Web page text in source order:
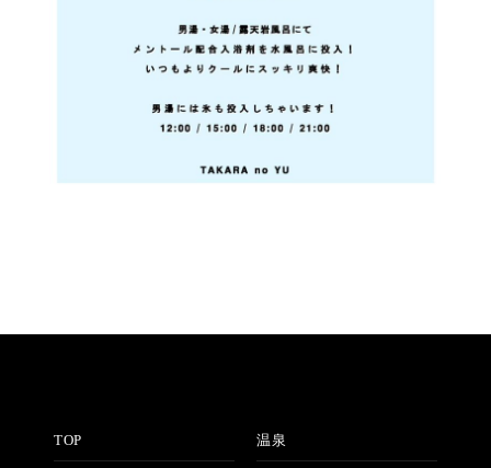
TOP 温泉